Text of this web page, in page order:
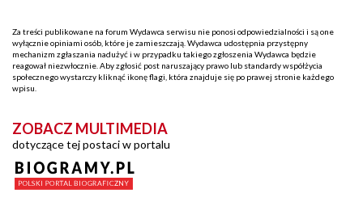
Za treści publikowane na forum Wydawca serwisu nie ponosi odpowiedzialności i są one
wyłącznie opiniami osób, które je zamieszczają. Wydawca udostępnia przystępny
mechanizm zgłaszania nadużyć i w przypadku takiego zgłoszenia Wydawca będzie
reagował niezwłocznie. Aby zgłosić post naruszający prawo lub standardy współżycia
społecznego wystarczy kliknąć ikonę flagi, która znajduje się po prawej stronie każdego
wpisu.
ZOBACZ MULTIMEDIA
dotyczące tej postaci w portalu